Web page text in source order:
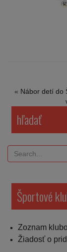
« Nábor detí do
hľadať
Športové
Zoznam
Žiadosť o